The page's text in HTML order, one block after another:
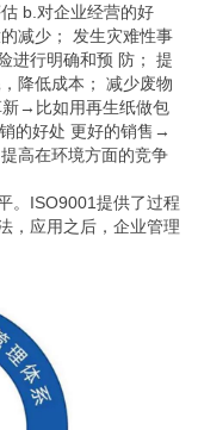
b.对企业经营的好
减少； 发生灾难性事
进行明确和预 防； 提
降低成本； 减少废物
新→比如用再生纸做包
的好处 更好的销售→
高在环境方面的竞争
。ISO9001提供了过程
，应用之后，企业管理